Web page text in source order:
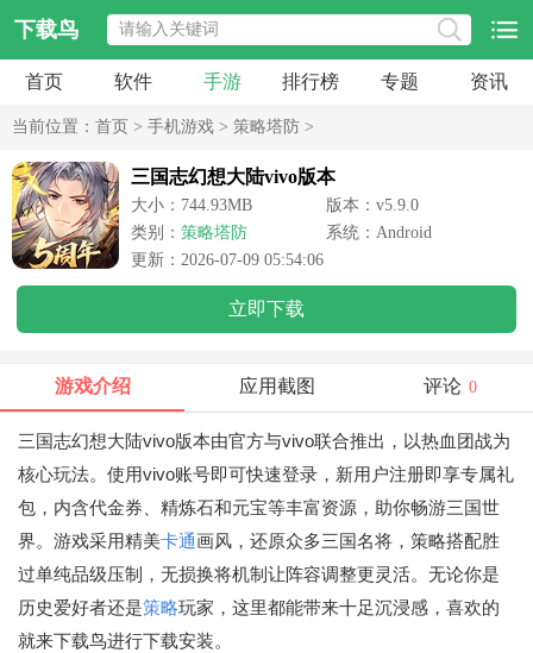
下载鸟
首页 软件 手游 排行榜 专题 资讯
当前位置： 首页 > 手机游戏 > 策略塔防 >
三国志幻想大陆vivo版本
大小：744.93MB
版本：v5.9.0
类别： 策略塔防
系统：Android
更新：2026-07-09 05:54:06
立即下载
游戏介绍 应用截图 评论 0
三国志幻想大陆vivo版本由官方与vivo联合推出，以热血团战为
核心玩法。使用vivo账号即可快速登录，新用户注册即享专属礼
包，内含代金券、精炼石和元宝等丰富资源，助你畅游三国世
界。游戏采用精美卡通画风，还原众多三国名将，策略搭配胜
过单纯品级压制，无损换将机制让阵容调整更灵活。无论你是
历史爱好者还是策略玩家，这里都能带来十足沉浸感，喜欢的
就来下载鸟进行下载安装。